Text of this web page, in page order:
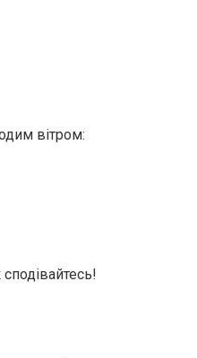
вітром: